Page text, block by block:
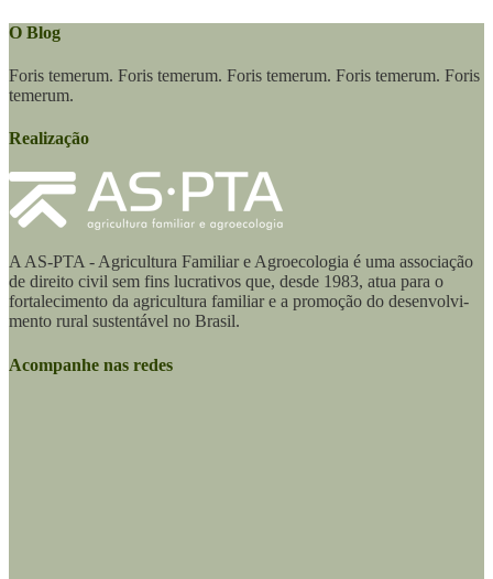
O Blog
Foris temerum. Foris temerum. Foris temerum. Foris temerum. Foris
temerum.
Realização
A AS-PTA - Agricultura Familiar e Agro­ecologia é uma associação
de direito civil sem fins lucrativos que, desde 1983, atua para o
fortalecimento da agricultura familiar e a promoção do desenvolvi­
mento rural sustentável no Brasil.
Acompanhe nas redes